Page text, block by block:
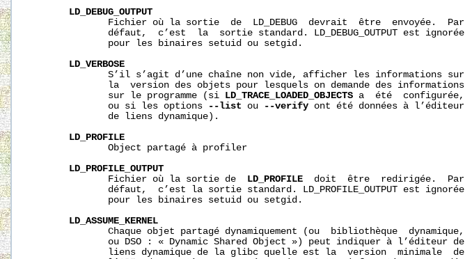
LD_DEBUG_OUTPUT
              Fichier où la sortie  de  LD_DEBUG  devrait  être  envoyée.  Par
              défaut,  c’est  la  sortie standard. LD_DEBUG_OUTPUT est ignorée
              pour les binaires setuid ou setgid.
LD_VERBOSE
              S’il s’agit d’une chaîne non vide, afficher les informations sur
              la  version des objets pour lesquels on demande des informations
              sur le programme (si
LD_TRACE_LOADED_OBJECTS a  été  configurée,
              ou si les options
--list ou --verify ont été données à l’éditeur
              de liens dynamique).
LD_PROFILE
              Object partagé à profiler
LD_PROFILE_OUTPUT
              Fichier où la sortie de
LD_PROFILE
  doit  être  redirigée.  Par
              défaut,  c’est la sortie standard. LD_PROFILE_OUTPUT est ignorée
              pour les binaires setuid ou setgid.
LD_ASSUME_KERNEL
              Chaque objet partagé dynamiquement (ou  bibliothèque  dynamique,
              ou DSO : « Dynamic Shared Object ») peut indiquer à l’éditeur de
              liens dynamique de la glibc quelle est la  version  minimale  de